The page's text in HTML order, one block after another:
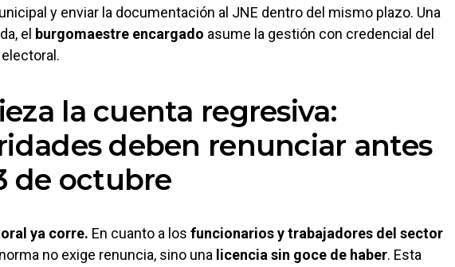
y enviar la documentación al JNE dentro del mismo plazo. Una
el burgomaestre encargado asume la gestión con credencial del
la cuenta regresiva:
deben renunciar antes
de octubre
ya corre. En cuanto a los funcionarios y trabajadores del sector
no exige renuncia, sino una licencia sin goce de haber. Esta